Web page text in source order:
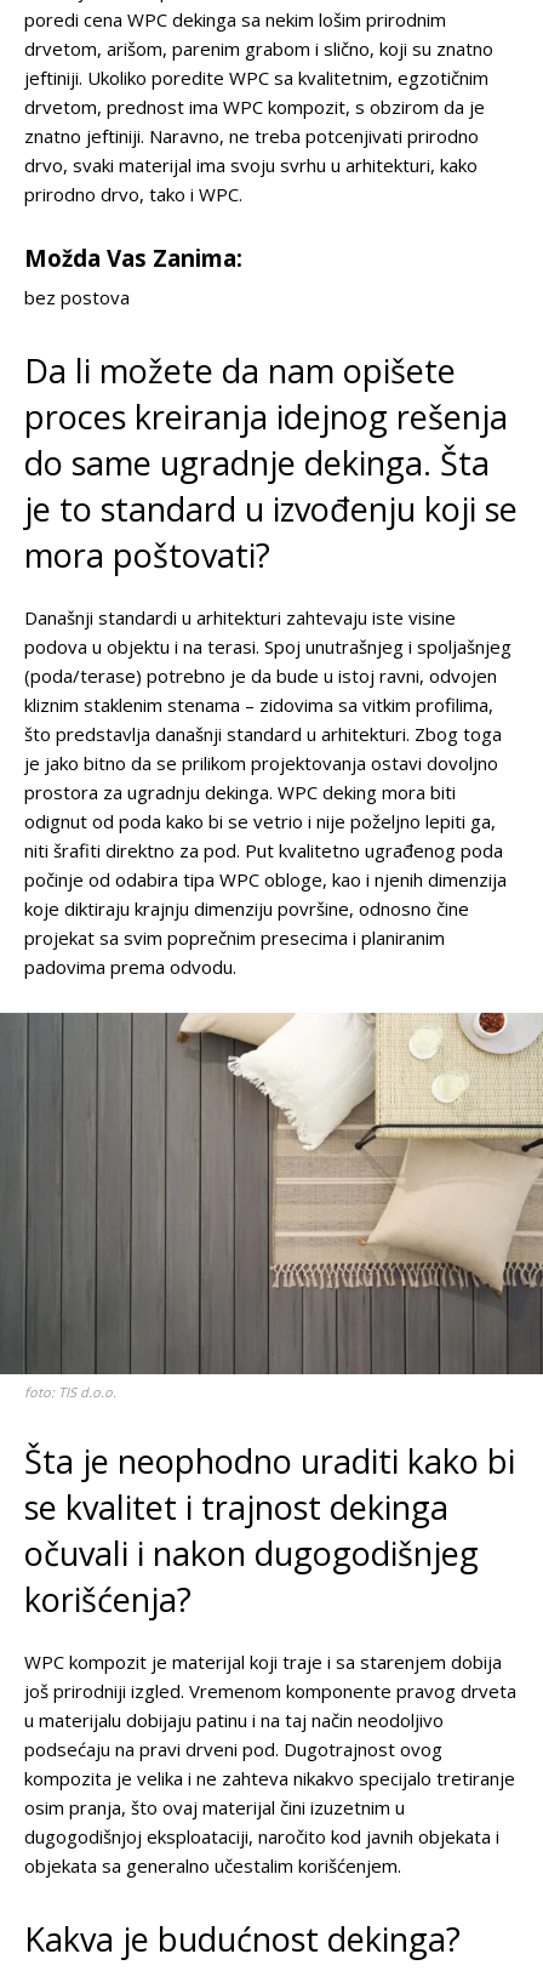
poredi cena WPC dekinga sa nekim lošim prirodnim
drvetom, arišom, parenim grabom i slično, koji su znatno
jeftiniji. Ukoliko poredite WPC sa kvalitetnim, egzotičnim
drvetom, prednost ima WPC kompozit, s obzirom da je
znatno jeftiniji. Naravno, ne treba potcenjivati prirodno
drvo, svaki materijal ima svoju svrhu u arhitekturi, kako
prirodno drvo, tako i WPC.
Možda Vas Zanima:
bez postova
Da li možete da nam opišete
proces kreiranja idejnog rešenja
do same ugradnje dekinga. Šta
je to standard u izvođenju koji se
mora poštovati?
Današnji standardi u arhitekturi zahtevaju iste visine
podova u objektu i na terasi. Spoj unutrašnjeg i spoljašnjeg
(poda/terase) potrebno je da bude u istoj ravni, odvojen
kliznim staklenim stenama – zidovima sa vitkim profilima,
što predstavlja današnji standard u arhitekturi. Zbog toga
je jako bitno da se prilikom projektovanja ostavi dovoljno
prostora za ugradnju dekinga. WPC deking mora biti
odignut od poda kako bi se vetrio i nije poželjno lepiti ga,
niti šrafiti direktno za pod. Put kvalitetno ugrađenog poda
počinje od odabira tipa WPC obloge, kao i njenih dimenzija
koje diktiraju krajnju dimenziju površine, odnosno čine
projekat sa svim poprečnim presecima i planiranim
padovima prema odvodu.
foto: TIS d.o.o.
Šta je neophodno uraditi kako bi
se kvalitet i trajnost dekinga
očuvali i nakon dugogodišnjeg
korišćenja?
WPC kompozit je materijal koji traje i sa starenjem dobija
još prirodniji izgled. Vremenom komponente pravog drveta
u materijalu dobijaju patinu i na taj način neodoljivo
podsećaju na pravi drveni pod. Dugotrajnost ovog
kompozita je velika i ne zahteva nikakvo specijalo tretiranje
osim pranja, što ovaj materijal čini izuzetnim u
dugogodišnjoj eksploataciji, naročito kod javnih objekata i
objekata sa generalno učestalim korišćenjem.
Kakva je budućnost dekinga?